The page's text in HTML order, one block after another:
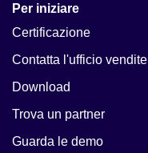
Per iniziare
Certificazione
Contatta l'ufficio vendite
Download
Trova un partner
Guarda le demo